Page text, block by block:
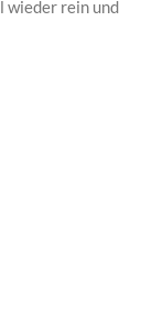
wieder rein und